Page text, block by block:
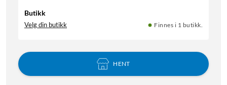
Butikk
Velg din butikk Finnes i 1 butikk.
HENT